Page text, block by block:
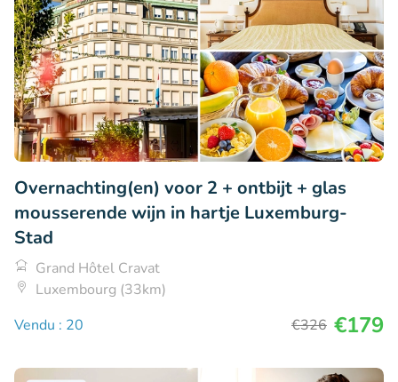
Overnachting(en) voor 2 + ontbijt + glas
mousserende wijn in hartje Luxemburg-
Stad
Grand Hôtel Cravat
Luxembourg (33km)
Vendu : 20
€326 €179